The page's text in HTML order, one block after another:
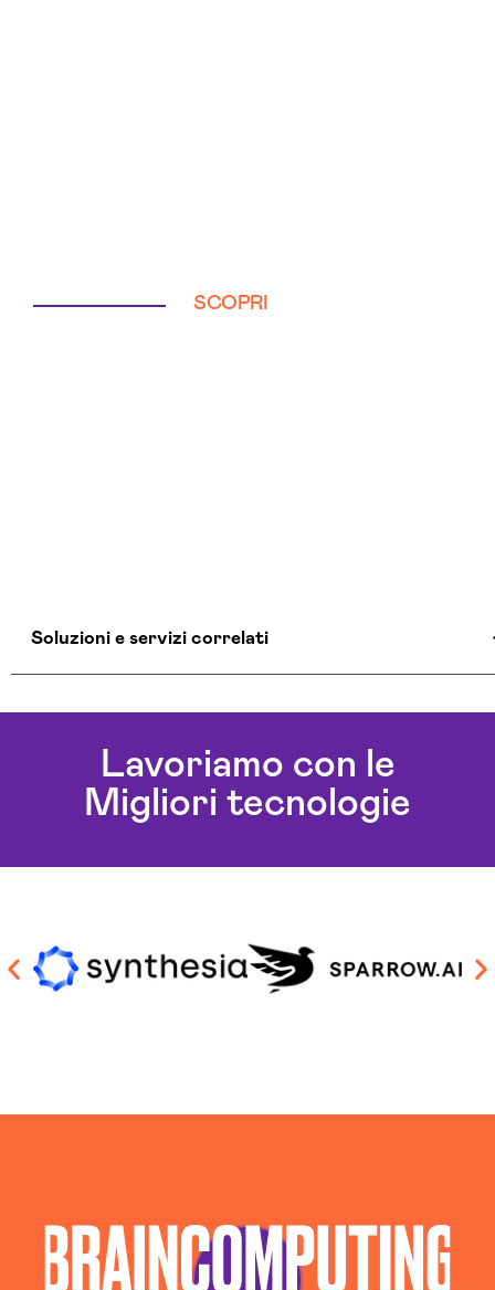
SCOPRI
Soluzioni e servizi correlati
Aziende Intelligenza Artificiale Rieti
Consulenza Chatbot Ai Rieti
Soluzioni Blockchain Rieti
Sviluppo Chatbot Ai Rieti
Lavoriamo con le
Migliori tecnologie